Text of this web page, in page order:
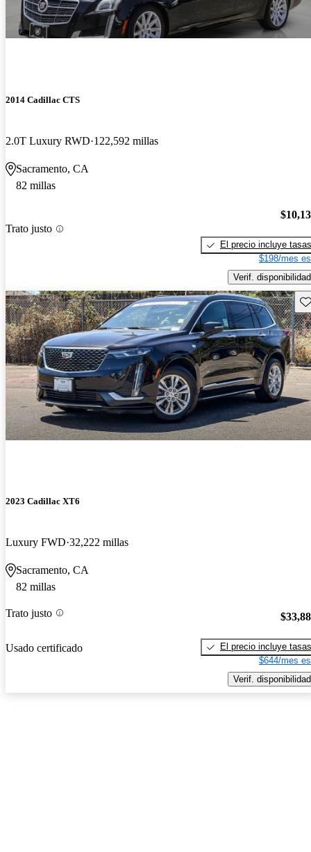
2014 Cadillac CTS
2.0T Luxury RWD 122,592 millas
Sacramento, CA
82 millas
Trato justo
El precio incluye tasas
$198/mes
Verif. disponibilidad
2023 Cadillac XT6
Luxury FWD 32,222 millas
Sacramento, CA
82 millas
Trato justo
Usado certificado
El precio incluye tasas
$644/mes
Verif. disponibilidad